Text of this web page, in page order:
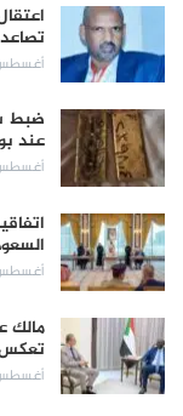
أغسطس 8,
عند
أغسطس 8,
أغسطس 8,
مالك
أغسطس 8,